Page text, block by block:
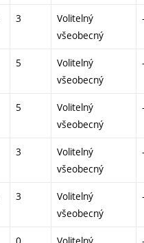
3
Volitelný
všeobecný
-
5
Volitelný
všeobecný
-
5
Volitelný
všeobecný
-
3
Volitelný
všeobecný
-
3
Volitelný
všeobecný
-